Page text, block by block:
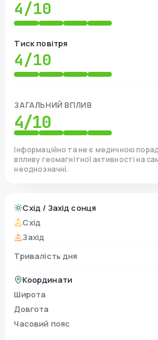
4/10
Тиск повітря
4/10
ЗАГАЛЬНИЙ ВПЛИВ
4/10
Інформаційно та не є медичною
впливу геомагнітної активності на
неоднозначні.
Схід / Захід сонця
Схід
Захід
Тривалість дня
Координати
Широта
Довгота
Часовий пояс